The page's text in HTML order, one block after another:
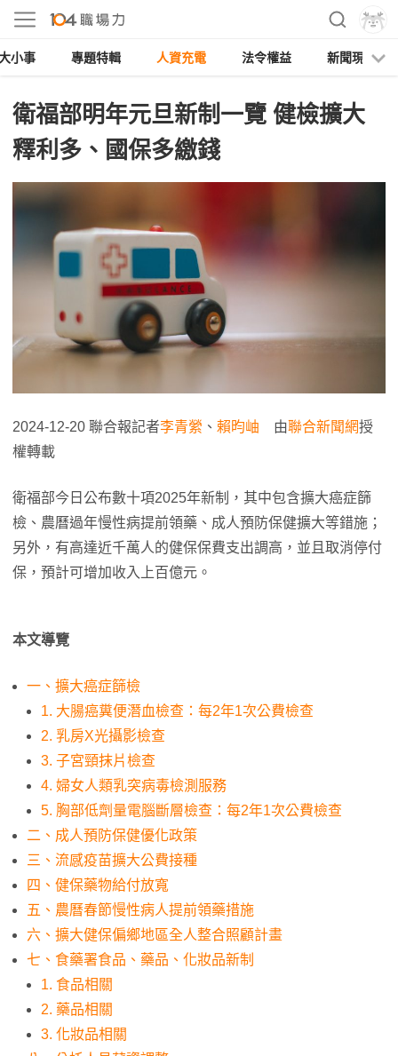
小事 專題特輯 人資充電 法令權益 新聞現場
衛福部明年元旦新制一覽 健檢擴大
釋利多、國保多繳錢
2024-12-20 聯合報記者李青縈 、 賴昀岫 由聯合新聞網授
權轉載
衛福部今日公布數十項2025年新制，其中包含擴大癌症篩
檢、農曆過年慢性病提前領藥、成人預防保健擴大等錯施；
另外，有高達近千萬人的健保保費支出調高，並且取消停付
保，預計可增加收入上百億元。
本文導覽
一、擴大癌症篩檢
1. 大腸癌糞便潛血檢查：每2年1次公費檢查
2. 乳房X光攝影檢查
3. 子宮頸抹片檢查
4. 婦女人類乳突病毒檢測服務
5. 胸部低劑量電腦斷層檢查：每2年1次公費檢查
二、成人預防保健優化政策
三、流感疫苗擴大公費接種
四、健保藥物給付放寬
五、農曆春節慢性病人提前領藥措施
六、擴大健保偏鄉地區全人整合照顧計畫
七、食藥署食品、藥品、化妝品新制
1. 食品相關
2. 藥品相關
3. 化妝品相關